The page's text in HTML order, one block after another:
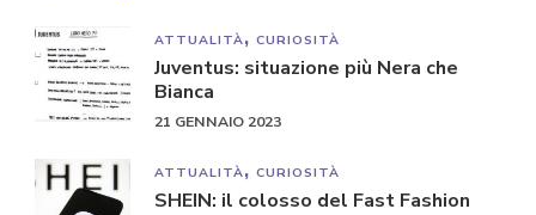
ATTUALITÀ CURIOSITÀ
Juventus: situazione più Nera che
Bianca
21 GENNAIO 2023
ATTUALITÀ CURIOSITÀ
SHEIN: il colosso del Fast Fashion